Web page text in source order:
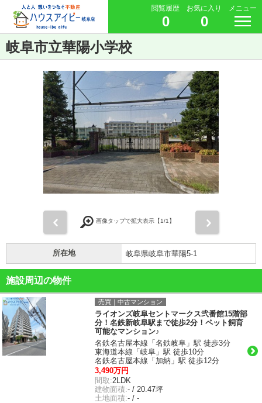
閲覧履歴
0
お気に入り
0
メニュー
岐阜市立華陽小学校
画像タップで拡大表示【1/1】
所在地 岐阜県岐阜市華陽5-1
施設周辺の物件
売買｜中古マンション
ライオンズ岐阜セントマークス弐番館15階部
分！名鉄新岐阜駅まで徒歩2分！ペット飼育
可能なマンション♪
名鉄名古屋本線「名鉄岐阜」駅 徒歩3分
東海道本線「岐阜」駅 徒歩10分
名鉄名古屋本線「加納」駅 徒歩12分
3,490万円
間取:2LDK
建物面積:- / 20.47坪
土地面積:- / -